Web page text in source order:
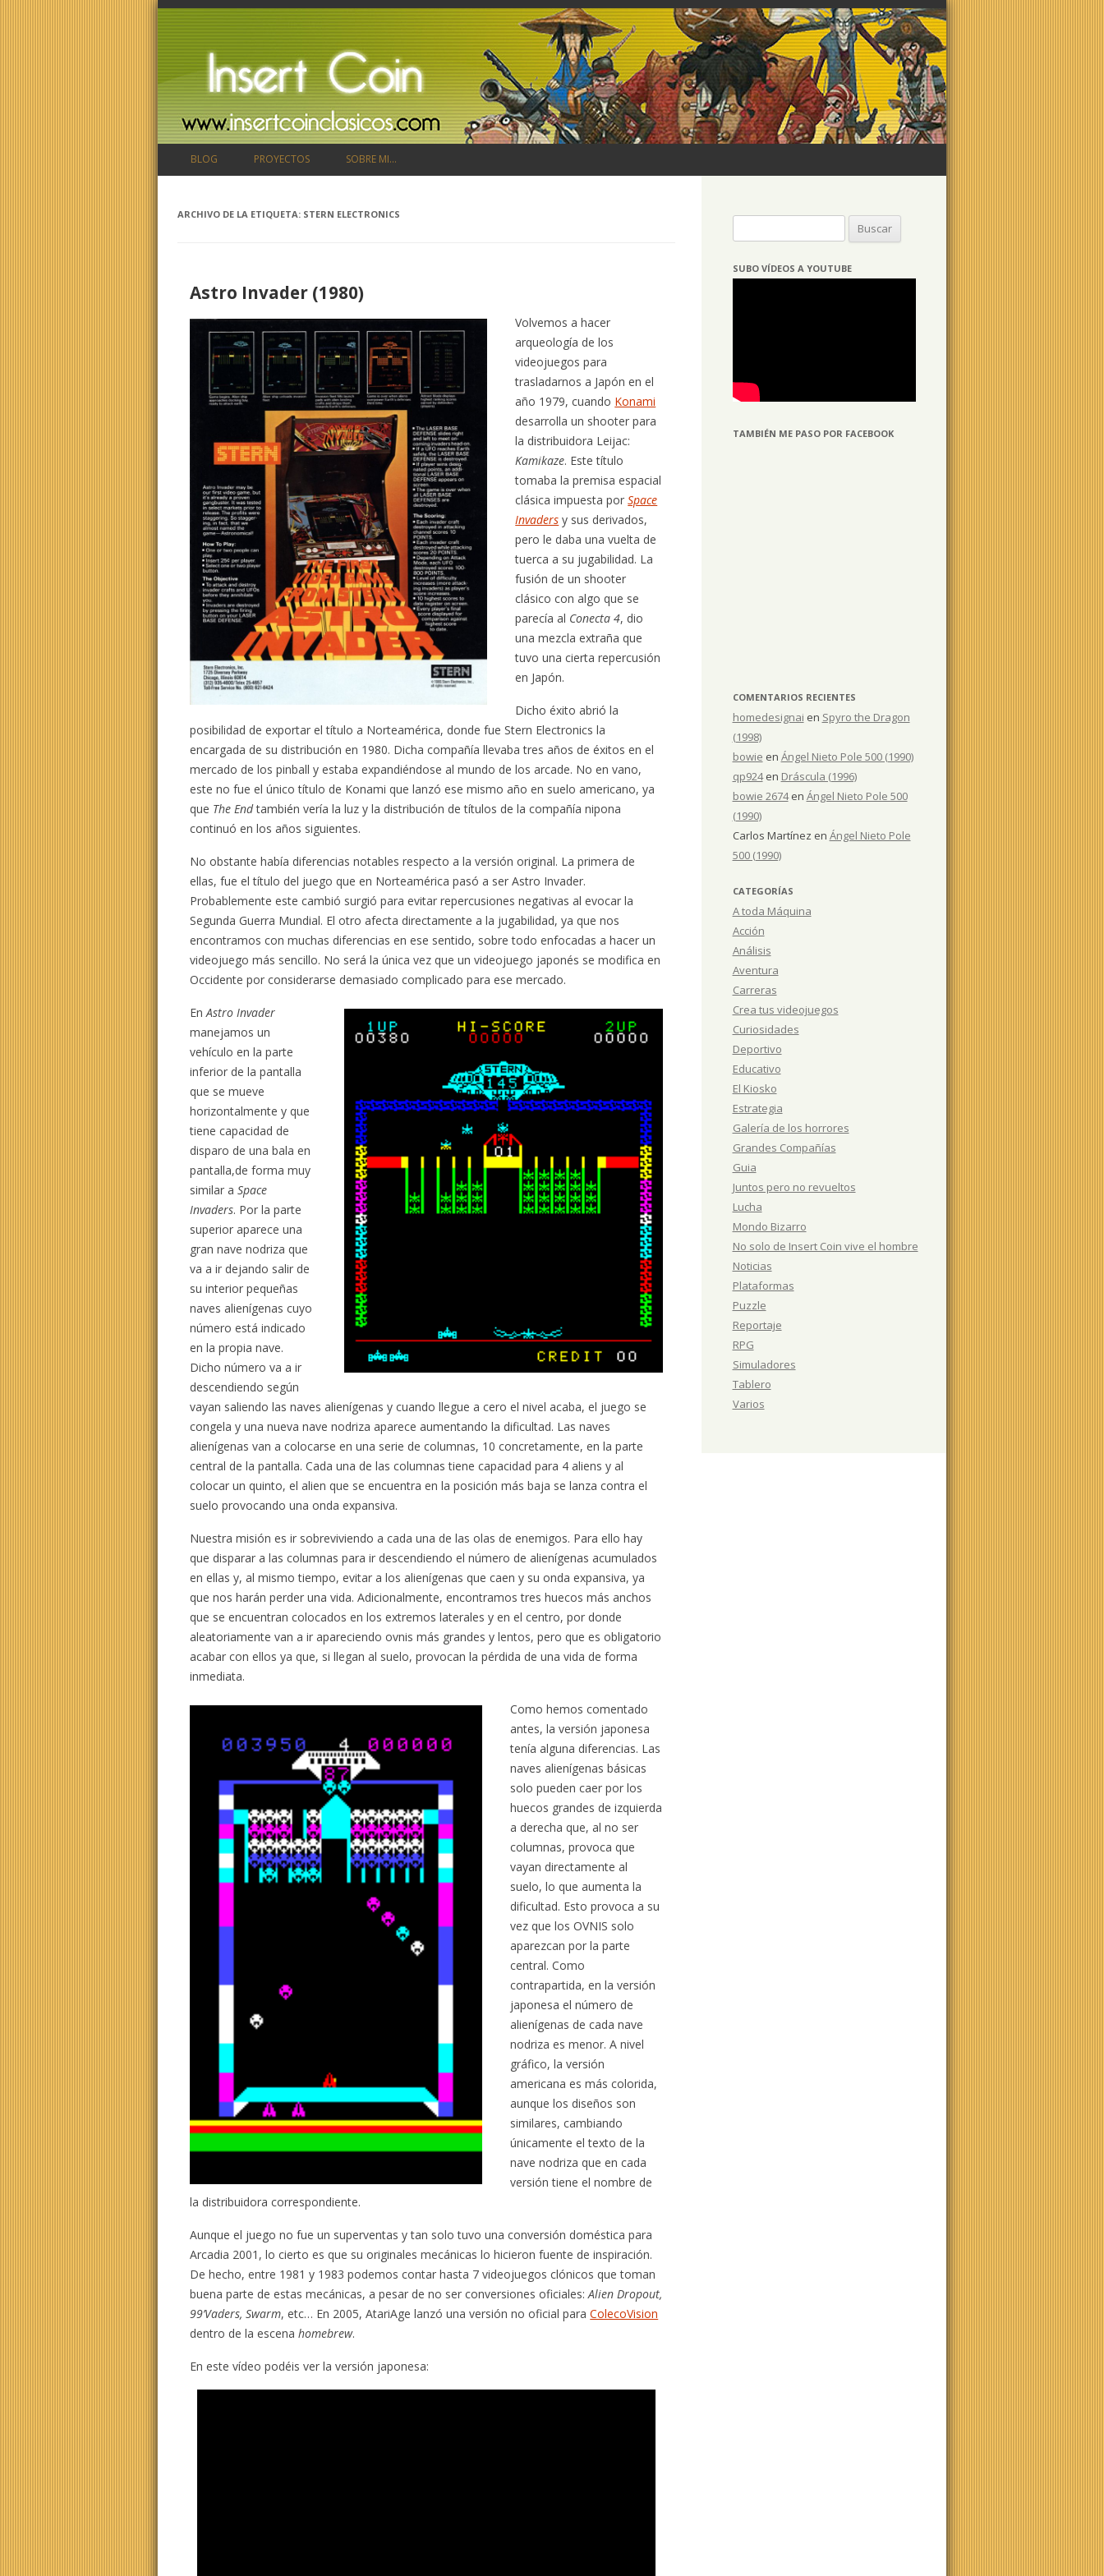
BLOG PROYECTOS SOBRE MI…
ARCHIVO DE LA ETIQUETA: STERN ELECTRONICS
Astro Invader (1980)
Volvemos a hacer
arqueología de los
videojuegos para
trasladarnos a Japón en el
año 1979, cuando Konami
desarrolla un shooter para
la distribuidora Leijac:
Kamikaze. Este título
tomaba la premisa espacial
clásica impuesta porSpace
Invaders y sus derivados,
pero le daba una vuelta de
tuerca a su jugabilidad. La
fusión de un shooter
clásico con algo que se
parecía al Conecta 4, dio
una mezcla extraña que
tuvo una cierta repercusión
en Japón.
Dicho éxito abrió la
posibilidad de exportar el título a Norteamérica, donde fue Stern Electronics la
encargada de su distribución en 1980. Dicha compañía llevaba tres años de éxitos en el
mercado de los pinball y estaba expandiéndose al mundo de los arcade. No en vano,
este no fue el único título de Konami que lanzó ese mismo año en suelo americano, ya
que The Endtambién vería la luz y la distribución de títulos de la compañía nipona
continuó en los años siguientes.
No obstante había diferencias notables respecto a la versión original. La primera de
ellas, fue el título del juego que en Norteamérica pasó a ser Astro Invader.
Probablemente este cambió surgió para evitar repercusiones negativas al evocar la
Segunda Guerra Mundial. El otro afecta directamente a la jugabilidad, ya que nos
encontramos con muchas diferencias en ese sentido, sobre todo enfocadas a hacer un
videojuego más sencillo. No será la única vez que un videojuego japonés se modifica en
Occidente por considerarse demasiado complicado para ese mercado.
EnAstro Invader
manejamos un
vehículo en la parte
inferior de la pantalla
que se mueve
horizontalmente y que
tiene capacidad de
disparo de una bala en
pantalla,de forma muy
similar aSpace
Invaders. Por la parte
superior aparece una
gran nave nodriza que
va a ir dejando salir de
su interior pequeñas
naves alienígenas cuyo
número está indicado
en la propia nave.
Dicho número va a ir
descendiendo según
vayan saliendo las naves alienígenas y cuando llegue a cero el nivel acaba, el juego se
congela y una nueva nave nodriza aparece aumentando la dificultad. Las naves
alienígenas van a colocarse en una serie de columnas, 10 concretamente, en la parte
central de la pantalla. Cada una de las columnas tiene capacidad para 4 aliens y al
colocar un quinto, el alien que se encuentra en la posición más baja se lanza contra el
suelo provocando una onda expansiva.
Nuestra misión es ir sobreviviendo a cada una de las olas de enemigos. Para ello hay
que disparar a las columnas para ir descendiendo el número de alienígenas acumulados
en ellas y, al mismo tiempo, evitar a los alienígenas que caen y su onda expansiva, ya
que nos harán perder una vida. Adicionalmente, encontramos tres huecos más anchos
que se encuentran colocados en los extremos laterales y en el centro, por donde
aleatoriamente van a ir apareciendo ovnis más grandes y lentos, pero que es obligatorio
acabar con ellos ya que, si llegan al suelo, provocan la pérdida de una vida de forma
inmediata.
Como hemos comentado
antes, la versión japonesa
tenía alguna diferencias. Las
naves alienígenas básicas
solo pueden caer por los
huecos grandes de izquierda
a derecha que, al no ser
columnas, provoca que
vayan directamente al
suelo, lo que aumenta la
dificultad. Esto provoca a su
vez que los OVNIS solo
aparezcan por la parte
central. Como
contrapartida, en la versión
japonesa el número de
alienígenas de cada nave
nodriza es menor. A nivel
gráfico, la versión
americana es más colorida,
aunque los diseños son
similares, cambiando
únicamente el texto de la
nave nodriza que en cada
versión tiene el nombre de
la distribuidora correspondiente.
Aunque el juego no fue un superventas y tan solo tuvo una conversión doméstica para
Arcadia 2001, lo cierto es que su originales mecánicas lo hicieron fuente de inspiración.
De hecho, entre 1981 y 1983 podemos contar hasta 7 videojuegos clónicos que toman
buena parte de estas mecánicas, a pesar de no ser conversiones oficiales:Alien Dropout,
99’Vaders, Swarm, etc… En 2005, AtariAge lanzó una versión no oficial paraColecoVision
dentro de la escenahomebrew.
En este vídeo podéis ver la versión japonesa:
SUBO VÍDEOS A YOUTUBE
TAMBIÉN ME PASO POR FACEBOOK
COMENTARIOS RECIENTES
homedesignai en Spyro the Dragon
(1998)
bowie en Ángel Nieto Pole 500 (1990)
qp924en Dráscula (1996)
bowie 2674en Ángel Nieto Pole 500
(1990)
Carlos Martínez en Ángel Nieto Pole
500 (1990)
CATEGORÍAS
A toda Máquina
Acción
Análisis
Aventura
Carreras
Crea tus videojuegos
Curiosidades
Deportivo
Educativo
El Kiosko
Estrategia
Galería de los horrores
Grandes Compañías
Guia
Juntos pero no revueltos
Lucha
Mondo Bizarro
No solo de Insert Coin vive el hombre
Noticias
Plataformas
Puzzle
Reportaje
RPG
Simuladores
Tablero
Varios